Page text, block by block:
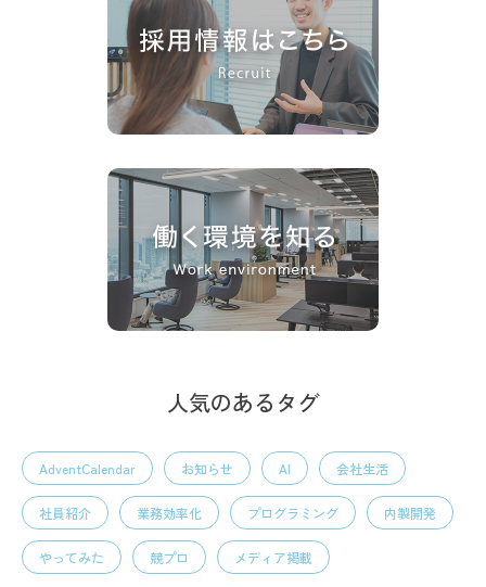
人気のあるタグ
AdventCalendar お知らせ AI 会社生活
社員紹介 業務効率化 プログラミング 内製開発
やってみた 競プロ メディア掲載